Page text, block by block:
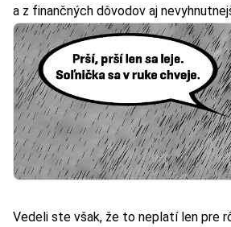
a z finančných dôvodov aj
Vedeli ste však, že to neplatí len pre